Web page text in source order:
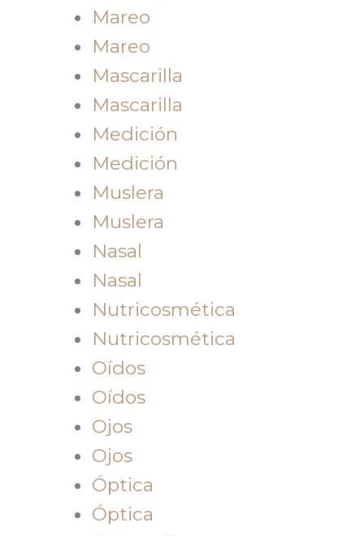
Mareo
Mareo
Mascarilla
Mascarilla
Medición
Medición
Muslera
Muslera
Nasal
Nasal
Nutricosmética
Nutricosmética
Oídos
Oídos
Ojos
Ojos
Óptica
Óptica